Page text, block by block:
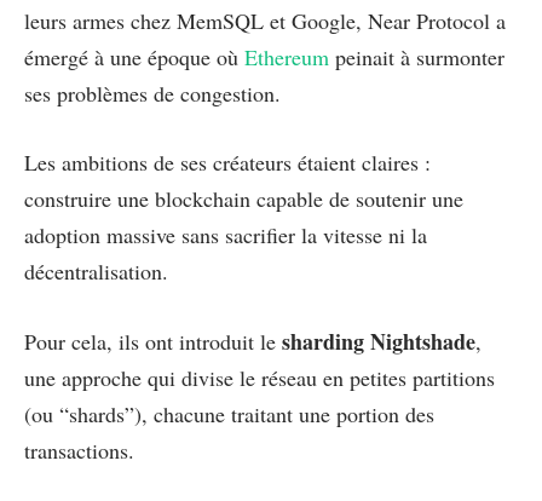
leurs armes chez MemSQL et Google, Near Protocol a
émergé à une époque où Ethereum peinait à surmonter
ses problèmes de congestion.
Les ambitions de ses créateurs étaient claires :
construire une blockchain capable de soutenir une
adoption massive sans sacrifier la vitesse ni la
décentralisation.
Pour cela, ils ont introduit le sharding Nightshade,
une approche qui divise le réseau en petites partitions
(ou “shards”), chacune traitant une portion des
transactions.